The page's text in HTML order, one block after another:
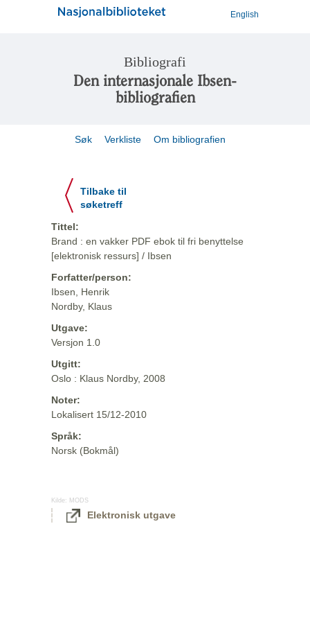
English
Bibliografi
Den internasjonale Ibsen-
bibliografien
Søk Verkliste Om bibliografien
Tilbake til
søketreff
Tittel:
Brand : en vakker PDF ebok til fri benyttelse
[elektronisk ressurs] / Ibsen
Forfatter/person:
Ibsen, Henrik
Nordby, Klaus
Utgave:
Versjon 1.0
Utgitt:
Oslo : Klaus Nordby, 2008
Noter:
Lokalisert 15/12-2010
Språk:
Norsk (Bokmål)
Kilde: MODS
Elektronisk utgave